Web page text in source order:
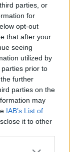
parties, or
for
opt-out
that after your
seeing
utilized by
prior to
further
parties on the
may
IAB’s List of
it to other